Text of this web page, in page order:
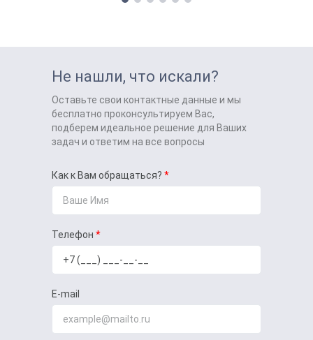
Не нашли, что искали?
Оставьте свои контактные данные и мы
бесплатно проконсультируем Вас,
подберем идеальное решение для Ваших
задач и ответим на все вопросы
Как к Вам обращаться?
Телефон
E-mail